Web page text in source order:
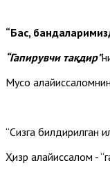
“Бас,
“Гапирувчи тақдир”
Мусо
“Сизга билдирилган
Ҳизр алайҳиссалом -